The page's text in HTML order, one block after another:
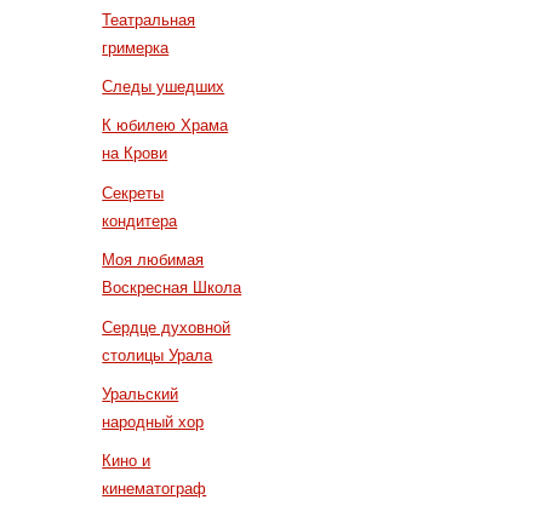
Театральная
гримерка
Следы ушедших
К юбилею Храма
на Крови
Секреты
кондитера
Моя любимая
Воскресная Школа
Сердце духовной
столицы Урала
Уральский
народный хор
Кино и
кинематограф